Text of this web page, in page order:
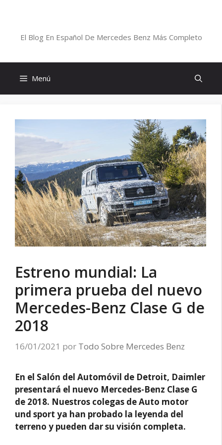
El Blog En Español De Mercedes Benz Más Completo
Menú
Estreno mundial: La
primera prueba del nuevo
Mercedes-Benz Clase G de
2018
16/01/2021 por Todo Sobre Mercedes Benz
En el Salón del Automóvil de Detroit, Daimler
presentará el nuevo Mercedes-Benz Clase G
de 2018. Nuestros colegas deAuto motor
und sport ya han probado la leyenda del
terreno y pueden dar su visión completa.